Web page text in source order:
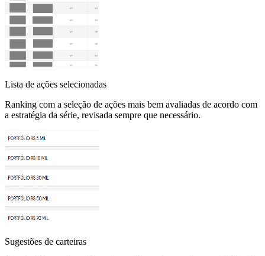
Lista de ações selecionadas
Ranking com a seleção de ações mais bem avaliadas de acordo com
a estratégia da série, revisada sempre que necessário.
Sugestões de carteiras